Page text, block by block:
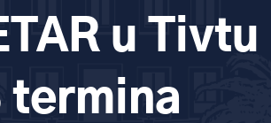
u Tivtu
termina